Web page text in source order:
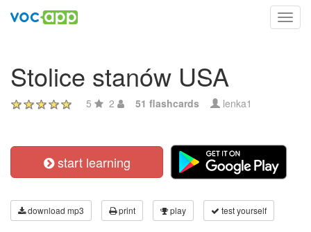
Stolice stanów USA
5 2 51 flashcards lenka1
start learning
download mp3 print play test yourself